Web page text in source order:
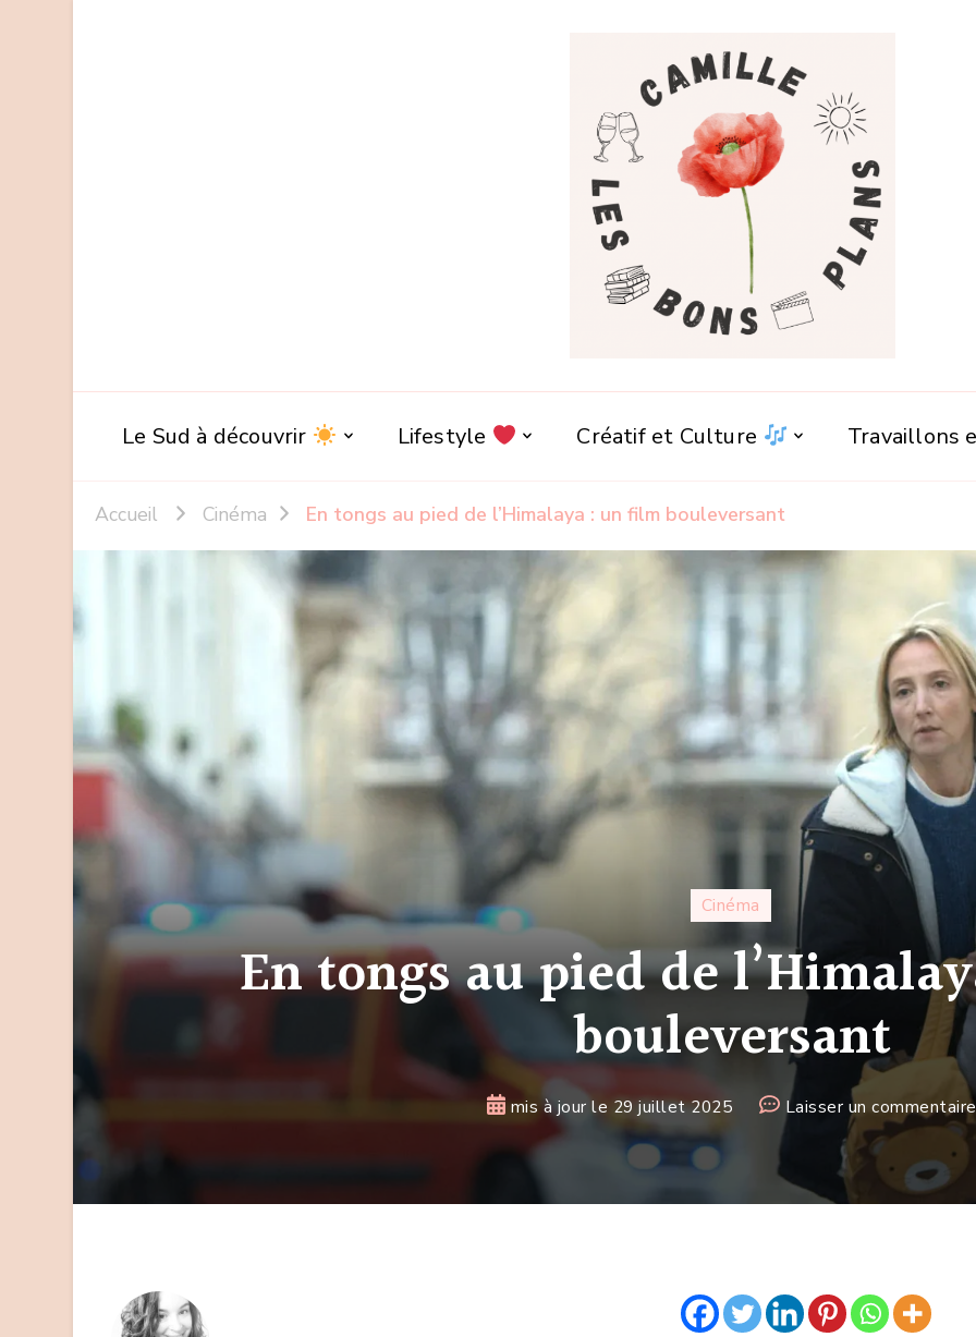
Le Sud à découvrir Lifestyle Créatif et Culture Travaillons
Accueil Cinéma En tongs au pied de l’Himalaya : un film bouleversant
Cinéma
En tongs au pied de
bouleversant
mis à jour le 29 juillet 2025 Laisser un commentaire